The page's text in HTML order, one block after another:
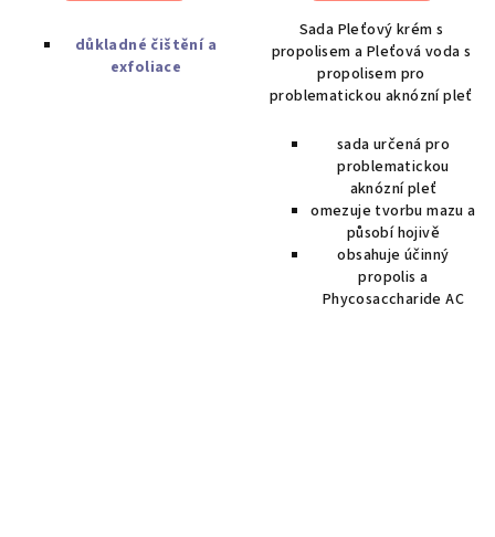
důkladné čištění a
exfoliace
Sada Pleťový krém s
propolisem a Pleťová voda s
propolisem pro
problematickou aknózní pleť
sada určená pro
problematickou
aknózní pleť
omezuje tvorbu mazu a
působí hojivě
obsahuje účinný
propolis a
Phycosaccharide AC